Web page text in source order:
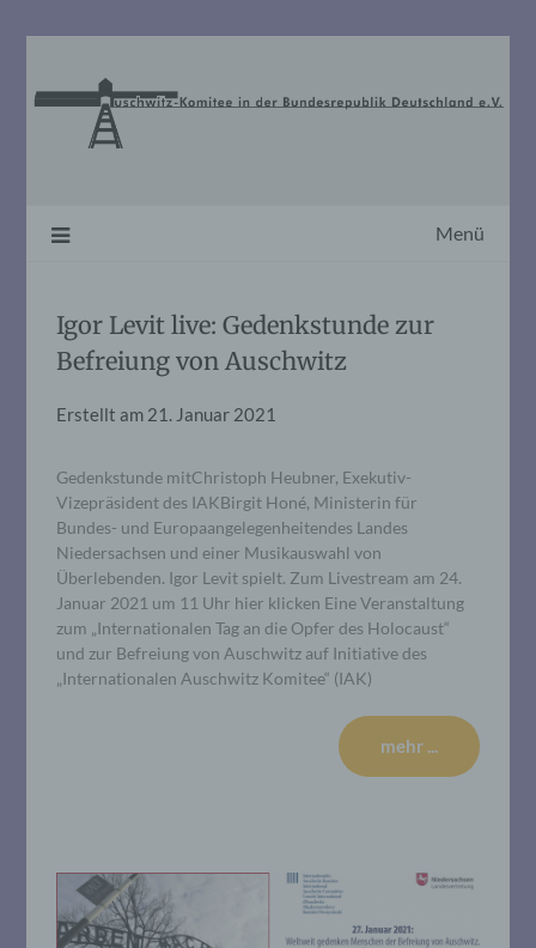
Menü
Igor Levit live: Gedenkstunde zur
Befreiung von Auschwitz
Erstellt am 21. Januar 2021
Gedenkstunde mitChristoph Heubner, Exekutiv-
Vizepräsident des IAKBirgit Honé, Ministerin für
Bundes- und Europaangelegenheitendes Landes
Niedersachsen und einer Musikauswahl von
Überlebenden. Igor Levit spielt. Zum Livestream am 24.
Januar 2021 um 11 Uhr hier klicken Eine Veranstaltung
zum „Internationalen Tag an die Opfer des Holocaust“
und zur Befreiung von Auschwitz auf Initiative des
„Internationalen Auschwitz Komitee“ (IAK)
mehr ...